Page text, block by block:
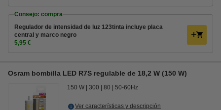
Consejo: compra
Regulador de intensidad de luz 123tinta incluye placa
central y marco negro
5,95 €
Osram bombilla LED R7S regulable de 18,2 W (150 W)
150 W 300 80 50-60Hz
Ver características y descripción